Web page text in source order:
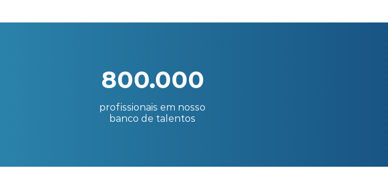
800.000
profissionais em nosso
banco de talentos